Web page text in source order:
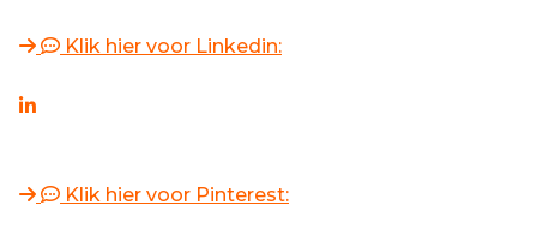
Klik hier voor Linkedin:
Klik hier voor Pinterest: